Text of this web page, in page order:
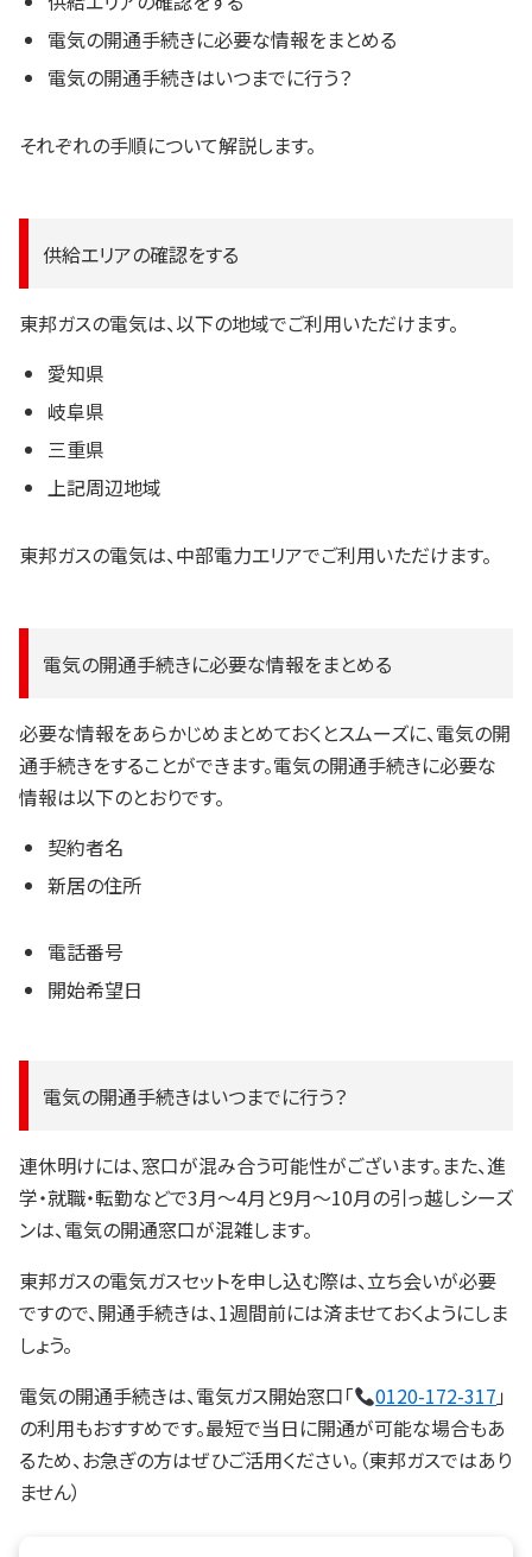
電気の開通手続きに必要な情報をまとめる
電気の開通手続きはいつまでに行う？
それぞれの手順について解説します。
供給エリアの確認をする
東邦ガスの電気は、以下の地域でご利用いただけます。
愛知県
岐阜県
三重県
上記周辺地域
東邦ガスの電気は、中部電力エリアでご利用いただけます。
電気の開通手続きに必要な情報をまとめる
必要な情報をあらかじめまとめておくとスムーズに、電気の開
通手続きをすることができます。電気の開通手続きに必要な
情報は以下のとおりです。
契約者名
新居の住所
電話番号
開始希望日
電気の開通手続きはいつまでに行う？
連休明けには、窓口が混み合う可能性がございます。また、進
学・就職・転勤などで3月〜4月と9月〜10月の引っ越しシーズ
ンは、電気の開通窓口が混雑します。
東邦ガスの電気ガスセットを申し込む際は、立ち会いが必要
ですので、開通手続きは、1週間前には済ませておくようにしま
しょう。
電気の開通手続きは、電気ガス開始窓口「
0120-172-317 」
の利用もおすすめです。最短で当日に開通が可能な場合もあ
るため、お急ぎの方はぜひご活用ください。（東邦ガスではあり
ません）